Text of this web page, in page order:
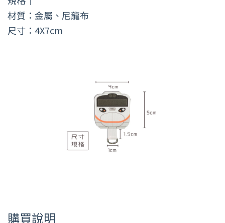
材質：金屬、尼龍布
尺寸：4X7cm
購買說明